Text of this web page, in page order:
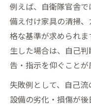
例えば、自衛隊官舎で
備え付け家具の清掃
格な基準が求められ
生した場合は、自己
告・指示を仰ぐことが
失敗例として、自己
設備の劣化・損傷が